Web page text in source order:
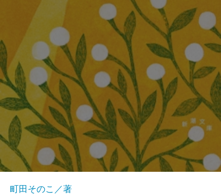
町田そのこ／著